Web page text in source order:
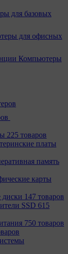
для базовых
для офисных
Компьютеры
225 товаров
платы
память
карты
диски 147 товаров
SSD 615
750 товаров